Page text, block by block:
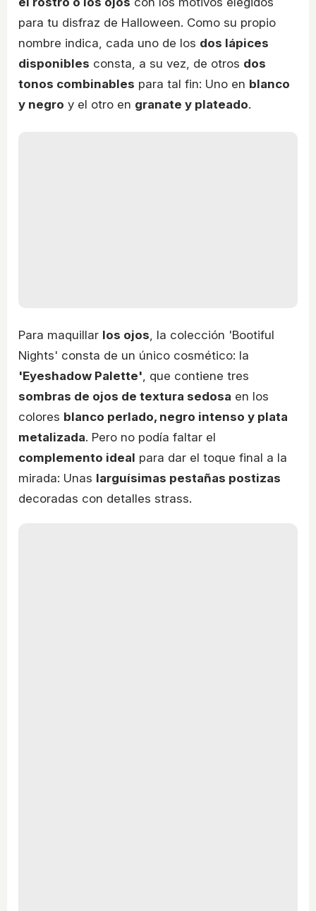
para tu disfraz de Halloween. Como su propio
nombre indica, cada uno de los dos lápices
disponibles consta, a su vez, de otros dos
tonos combinables para tal fin: Uno en blanco
y negro y el otro en granate y plateado.
Para maquillar los ojos , la colección 'Bootiful
Nights' consta de un único cosmético: la
'Eyeshadow Palette' , que contiene tres
sombras de ojos de textura sedosa en los
colores blanco perlado, negro intenso y plata
metalizada. Pero no podía faltar el
complemento ideal para dar el toque final a la
mirada: Unas larguísimas pestañas postizas
decoradas con detalles strass.